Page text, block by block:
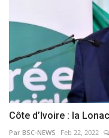
Côte d’Ivoire : la
Par BSC-NEWS Feb 22, 2022